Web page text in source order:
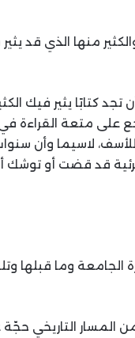
منها الذي قد
كتابًا يثير فيك
على متعة القراءة
لاسيما وأن
قد قضت أو توشك
الجامعة وما قبلها
التاريخي